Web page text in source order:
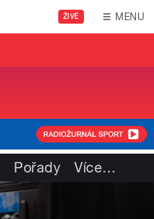
ŽIVĚ MENU
Pořady Více…